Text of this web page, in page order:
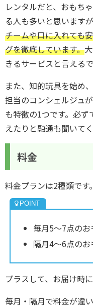
レンタルだと、おもち
る人も多いと思いますが
チームや口に入れても
グを徹底しています。
きるサービスと言えるで
また、知的玩具を始め
担当のコンシェルジュ
も特徴の1つです。必
えたりと融通も聞いて
料金
料金プランは2種類です。
毎月5～7点の
隔月4～6点の
プラスして、お届け時
毎月・隔月で料金が違い